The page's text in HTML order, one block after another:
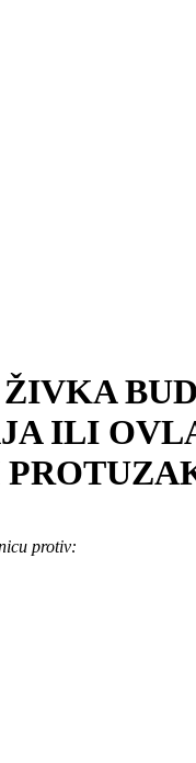
ILI
protiv: